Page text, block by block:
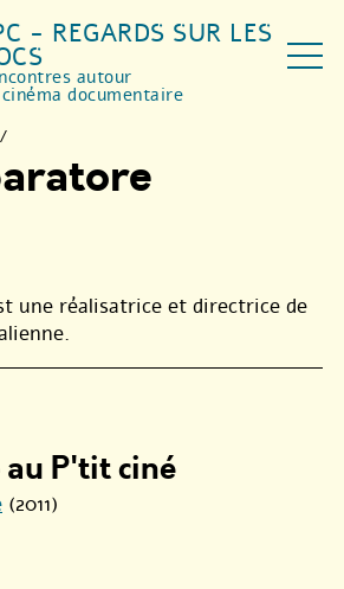
- REGARDS SUR LES
autour
documentaire
/
une réalisatrice et directrice de
P'tit ciné
(2011)